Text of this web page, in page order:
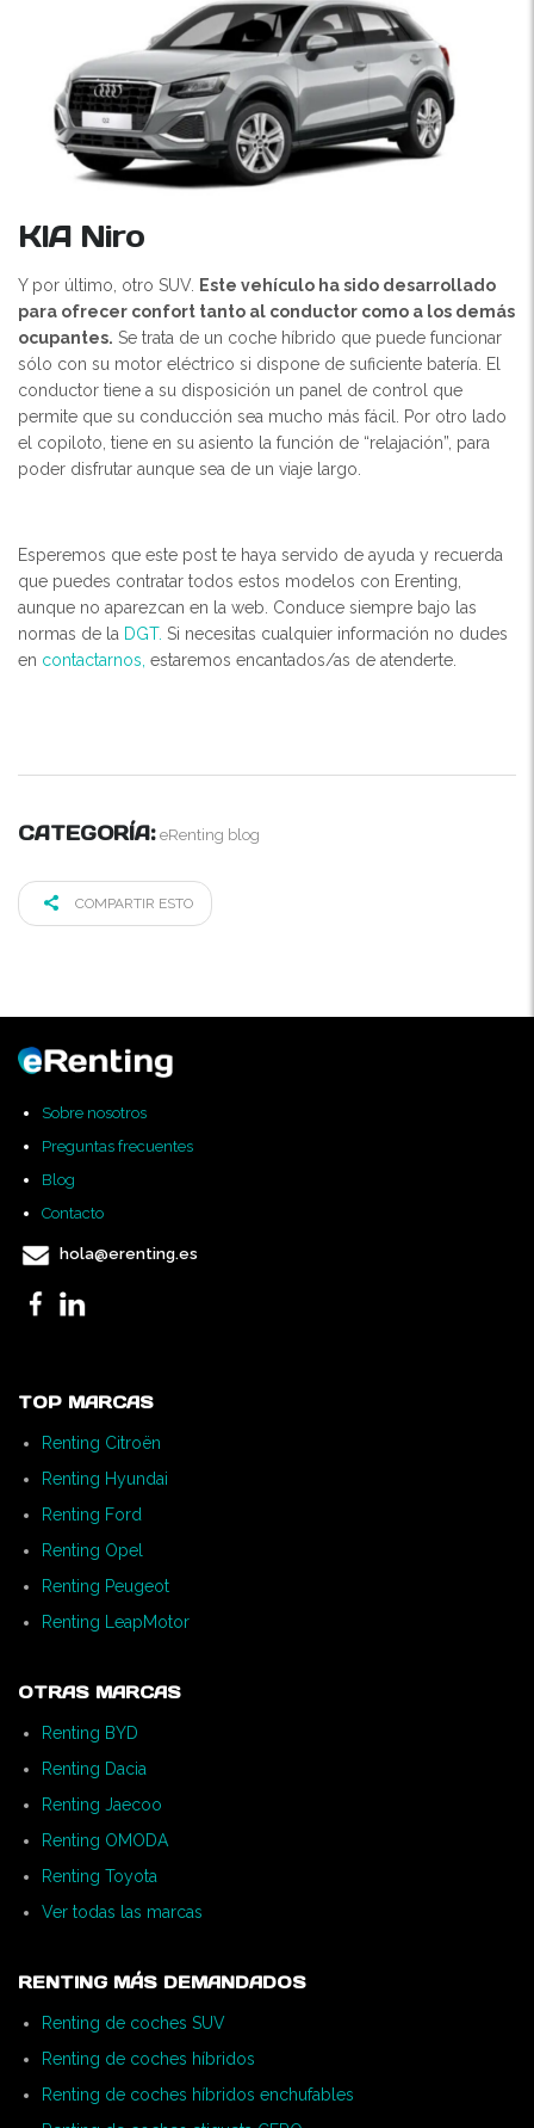
KIA Niro
Y por último, otro SUV. Este vehículo ha sido desarrollado
para ofrecer confort tanto al conductor como a los demás
ocupantes. Se trata de un coche híbrido que puede funcionar
sólo con su motor eléctrico si dispone de suficiente batería. El
conductor tiene a su disposición un panel de control que
permite que su conducción sea mucho más fácil. Por otro lado
el copiloto, tiene en su asiento la función de “relajación”, para
poder disfrutar aunque sea de un viaje largo.
Esperemos que este post te haya servido de ayuda y recuerda
que puedes contratar todos estos modelos con Erenting,
aunque no aparezcan en la web. Conduce siempre bajo las
normas de la DGT. Si necesitas cualquier información no dudes
en contactarnos, estaremos encantados/as de atenderte.
CATEGORÍA: eRenting blog
COMPARTIR ESTO
Sobre nosotros
Preguntas frecuentes
Blog
Contacto
hola@erenting.es
TOP MARCAS
Renting Citroën
Renting Hyundai
Renting Ford
Renting Opel
Renting Peugeot
Renting LeapMotor
OTRAS MARCAS
Renting BYD
Renting Dacia
Renting Jaecoo
Renting OMODA
Renting Toyota
Ver todas las marcas
RENTING MÁS DEMANDADOS
Renting de coches SUV
Renting de coches híbridos
Renting de coches híbridos enchufables